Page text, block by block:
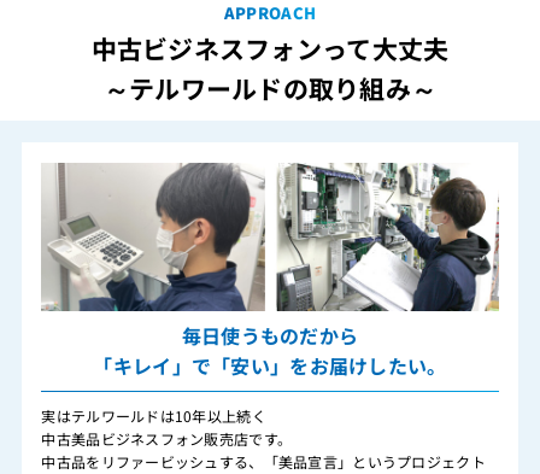
APPROACH
中古ビジネスフォンって大丈夫
～テルワールドの取り組み～
毎日使うものだから
「キレイ」で「安い」をお届けしたい。
実はテルワールドは10年以上続く
中古美品ビジネスフォン販売店です。
中古品をリファービッシュする、「美品宣言」というプロジェクト